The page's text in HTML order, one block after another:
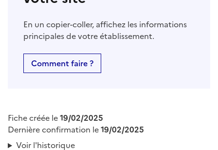
En un copier-coller, affichez les informations
principales de votre établissement.
Comment faire ?
Fiche créée le19/02/2025
Dernière confirmation le19/02/2025
Voir l'historique